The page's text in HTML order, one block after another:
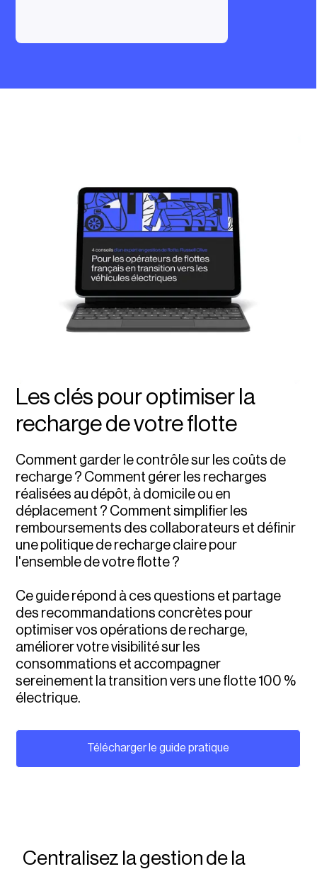
Les clés pour optimiser la
recharge de votre flotte
Comment garder le contrôle sur les coûts de
recharge ? Comment gérer les recharges
réalisées au dépôt, à domicile ou en
déplacement ? Comment simplifier les
remboursements des collaborateurs et définir
une politique de recharge claire pour
l'ensemble de votre flotte ?
Ce guide répond à ces questions et partage
des recommandations concrètes pour
optimiser vos opérations de recharge,
améliorer votre visibilité sur les
consommations et accompagner
sereinement la transition vers une flotte 100 %
électrique.
Télécharger le guide pratique
Centralisez la gestion de la